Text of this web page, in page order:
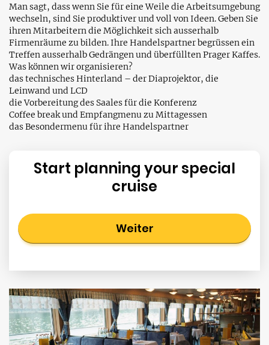
Man sagt, dass wenn Sie für eine Weile die Arbeitsumgebung
wechseln, sind Sie produktiver und voll von Ideen. Geben Sie
ihren Mitarbeitern die Möglichkeit sich ausserhalb
Firmenräume zu bilden. Ihre Handelspartner begrüssen ein
Treffen ausserhalb Gedrängen und überfüllten Prager Kaffes.
Was können wir organisieren?
das technisches Hinterland – der Diaprojektor, die
Leinwand und LCD
die Vorbereitung des Saales für die Konferenz
Coffee break und Empfangmenu zu Mittagessen
das Besondermenu für ihre Handelspartner
Start planning your special
cruise
Weiter